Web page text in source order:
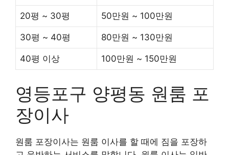
20평 ~ 30평 50만원 ~ 100만원
30평 ~ 40평 80만원 ~ 130만원
40평 이상 100만원 ~ 150만원
영등포구 양평동 원룸 포
장이사
원룸 포장이사는 원룸 이사를 할 때에 짐을 포장하